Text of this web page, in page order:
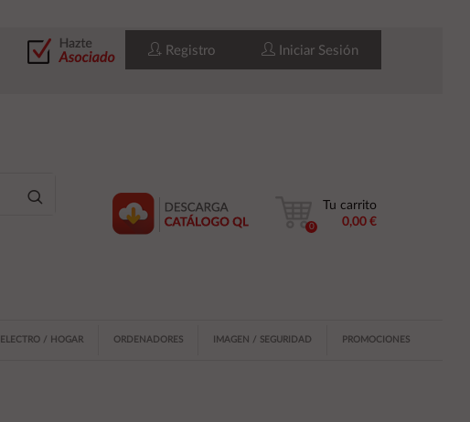
Registro Iniciar Sesión
Tu carrito
0,00 €
0
ELECTRO / HOGAR ORDENADORES IMAGEN / SEGURIDAD PROMOCIONES